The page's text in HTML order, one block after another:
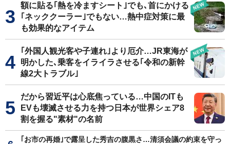
額に貼る｢熱を冷ますシート｣でも､首にかける
｢ネッククーラー｣でもない…熱中症対策に最
も効果的なアイテム
｢外国人観光客や子連れ｣より厄介…JR東海が
明かした､乗客をイライラさせる｢令和の新幹
線2大トラブル｣
だから習近平は心底焦っている…中国のITも
EVも壊滅させる力を持つ日本が世界シェア8
割を握る"素材"の名前
｢お市の再婚｣で露呈した秀吉の腹黒さ…清須会議の約束を守っ